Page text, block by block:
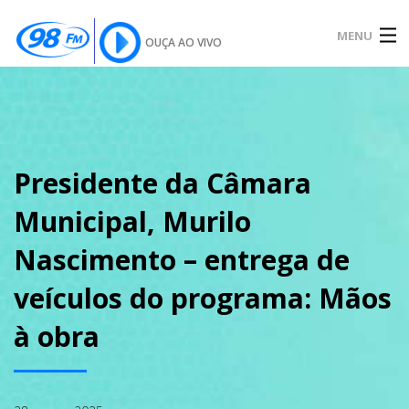
OUÇA AO VIVO MENU
SOBRE
PODCAST
Presidente da Câmara
Municipal, Murilo
Nascimento – entrega de
veículos do programa: Mãos
à obra